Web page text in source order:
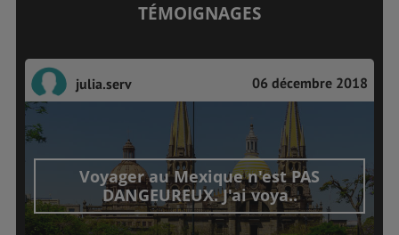
TÉMOIGNAGES
julia.serv 06 décembre 2018
Voyager au Mexique n'est PAS
DANGEUREUX. J'ai voya..